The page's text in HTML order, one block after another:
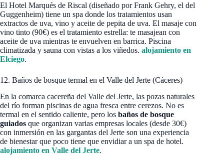
El Hotel Marqués de Riscal (diseñado por Frank Gehry, el del
Guggenheim) tiene un spa donde los tratamientos usan
extractos de uva, vino y aceite de pepita de uva. El masaje con
vino tinto (90€) es el tratamiento estrella: te masajean con
aceite de uva mientras te envuelven en barrica. Piscina
climatizada y sauna con vistas a los viñedos. alojamiento en
Elciego.
12. Baños de bosque termal en el Valle del Jerte (Cáceres)
En la comarca cacereña del Valle del Jerte, las pozas naturales
del río forman piscinas de agua fresca entre cerezos. No es
termal en el sentido caliente, pero los baños de bosque
guiados que organizan varias empresas locales (desde 30€)
con inmersión en las gargantas del Jerte son una experiencia
de bienestar que poco tiene que envidiar a un spa de hotel.
alojamiento en Valle del Jerte.